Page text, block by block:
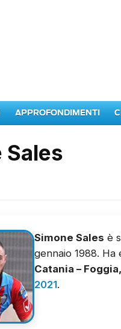
APPROFONDIMENTI
Sales
Simone Sales è
gennaio 1988. Ha
Catania –
2021.